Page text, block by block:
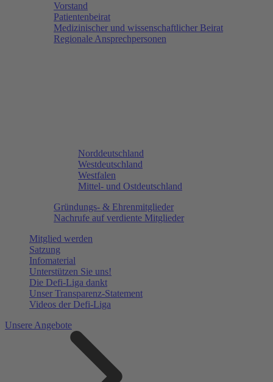
Vorstand
Patientenbeirat
Medizinischer und wissenschaftlicher Beirat
Regionale Ansprechpersonen
Norddeutschland
Westdeutschland
Westfalen
Mittel- und Ostdeutschland
Gründungs- & Ehrenmitglieder
Nachrufe auf verdiente Mitglieder
Mitglied werden
Satzung
Infomaterial
Unterstützen Sie uns!
Die Defi-Liga dankt
Unser Transparenz-Statement
Videos der Defi-Liga
Unsere Angebote